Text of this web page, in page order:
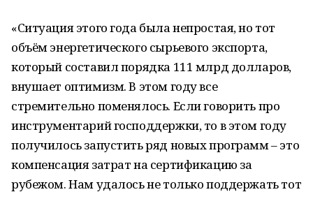
«Ситуация этого года была непростая, но тот
объём энергетического сырьевого экспорта,
который составил порядка 111 млрд долларов,
внушает оптимизм. В этом году все
стремительно поменялось. Если говорить про
инструментарий господдержки, то в этом году
получилось запустить ряд новых программ – это
компенсация затрат на сертификацию за
рубежом. Нам удалось не только поддержать тот